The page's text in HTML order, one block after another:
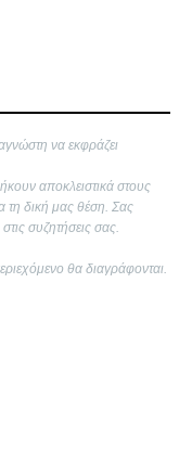
να εκφράζει
αποκλειστικά στους
τη δική μας θέση. Σας
συζητήσεις σας.
θα διαγράφονται.